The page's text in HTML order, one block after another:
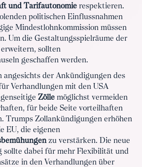
und Tarifautonomie respektieren.
politischen Einflussnahmen
Mindestlohnkommission müssen
Um die Gestaltungsspielräume der
sollten
geschaffen werden.
angesichts der Ankündigungen des
Verhandlungen mit den USA
Zölle möglichst vermeiden
für beide Seite vorteilhaften
Trumps Zollankündigungen erhöhen
EU, die eigenen
zu verstärken. Die neue
sollte dabei für mehr Flexibilität und
in den Verhandlungen über